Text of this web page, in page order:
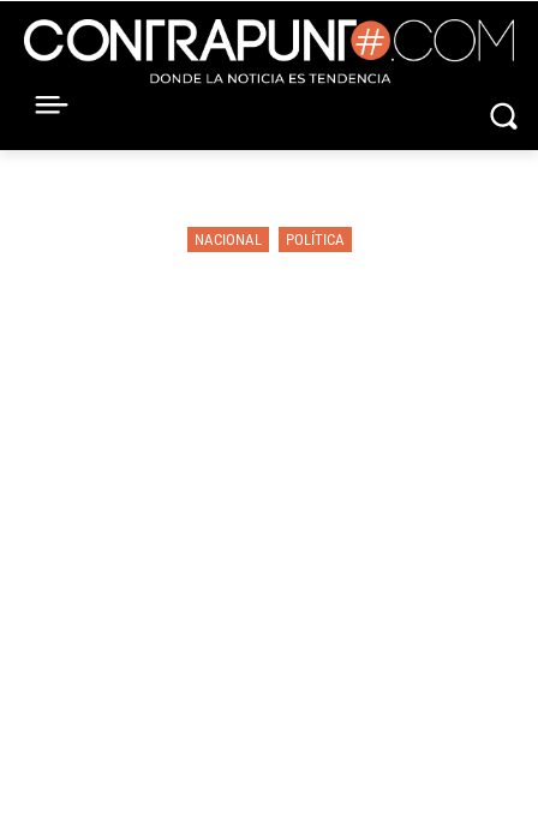
NACIONAL POLÍTICA